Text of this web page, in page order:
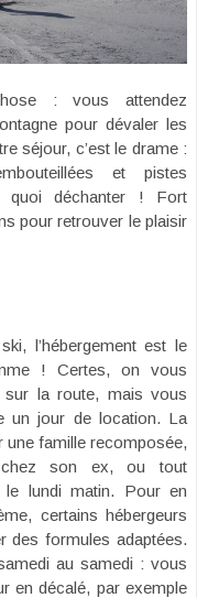
: vous attendez
pour dévaler les
séjour, c’est le drame :
et pistes
déchanter ! Fort
pour retrouver le plaisir
l’hébergement est le
! Certes, on vous
sur la route, mais vous
un jour de location. La
une famille recomposée,
chez son ex, ou tout
le lundi matin. Pour en
certains hébergeurs
des formules adaptées.
au samedi : vous
en décalé, par exemple